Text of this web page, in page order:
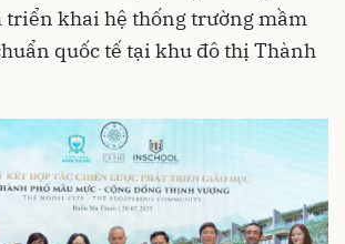
triển khai hệ thống trường mầm
quốc tế tại khu đô thị Thành